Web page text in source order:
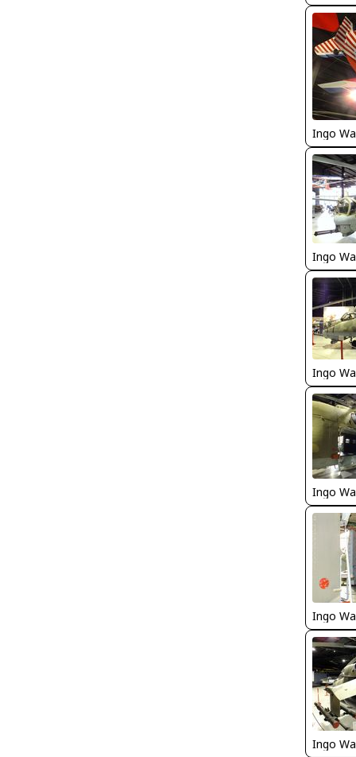
Ingo
Ingo
Ingo
Ingo
Ingo
Ingo